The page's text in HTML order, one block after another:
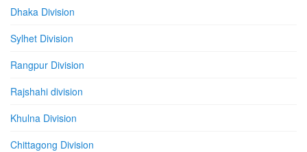
Dhaka Division
Sylhet Division
Rangpur Division
Rajshahi division
Khulna Division
Chittagong Division